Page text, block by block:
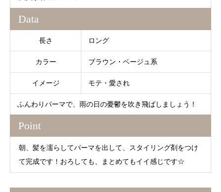
Data
長さ ロング
カラー ブラウン・ベージュ系
イメージ モテ・愛され
ふんわりパーマで、雨の日の憂鬱を吹き飛ばしましょう！
Point
朝、髪を濡らしてパーマを出して、スタイリング剤をつけ
て完成です！おろしても、まとめてもイイ感じです☆